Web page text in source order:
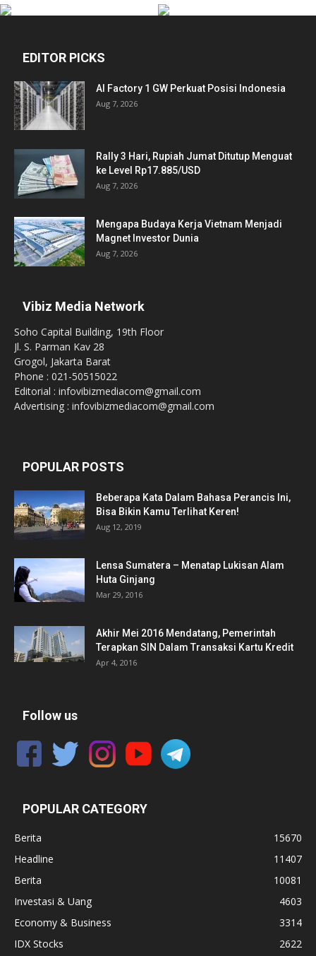
EDITOR PICKS
AI Factory 1 GW Perkuat Posisi Indonesia
Aug 7, 2026
Rally 3 Hari, Rupiah Jumat Ditutup Menguat
ke Level Rp17.885/USD
Aug 7, 2026
Mengapa Budaya Kerja Vietnam Menjadi
Magnet Investor Dunia
Aug 7, 2026
Vibiz Media Network
Soho Capital Building, 19th Floor
Jl. S. Parman Kav 28
Grogol, Jakarta Barat
Phone : 021-50515022
Editorial : infovibizmediacom@gmail.com
Advertising : infovibizmediacom@gmail.com
POPULAR POSTS
Beberapa Kata Dalam Bahasa Perancis Ini,
Bisa Bikin Kamu Terlihat Keren!
Aug 12, 2019
Lensa Sumatera – Menatap Lukisan Alam
Huta Ginjang
Mar 29, 2016
Akhir Mei 2016 Mendatang, Pemerintah
Terapkan SIN Dalam Transaksi Kartu Kredit
Apr 4, 2016
Follow us
POPULAR CATEGORY
Berita
15670
Headline
11407
Berita
10081
Investasi & Uang
4603
Economy & Business
3314
IDX Stocks
2622